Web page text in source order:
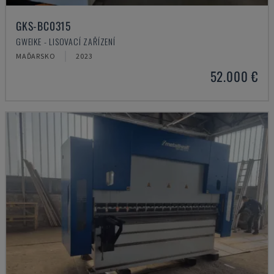
GKS-BC0315
GWEIKE - LISOVACÍ ZAŘÍZENÍ
MAĎARSKO 2023
52.000 €